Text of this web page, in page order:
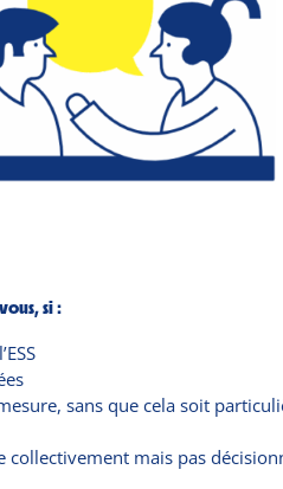
si :
sans que cela soit
mais pas